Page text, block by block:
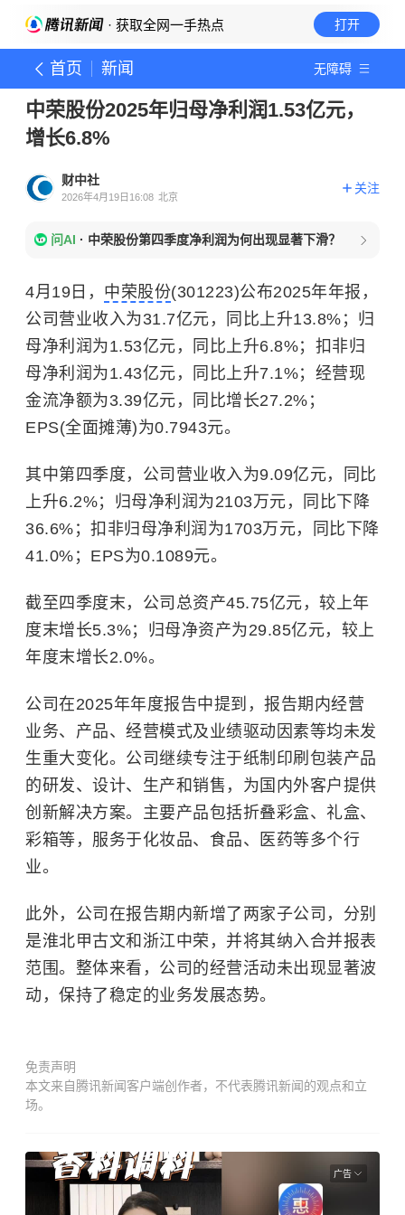
· 获取全网一手热点 打开
首页 新闻 无障碍
中荣股份2025年归母净利润1.53亿元，
增长6.8%
财中社
2026年4月19日16:08 北京
关注
问AI · 中荣股份第四季度净利润为何出现显著下滑？
4月19日， 中荣股份(301223)公布2025年年报，
公司营业收入为31.7亿元，同比上升13.8%；归
母净利润为1.53亿元，同比上升6.8%；扣非归
母净利润为1.43亿元，同比上升7.1%；经营现
金流净额为3.39亿元，同比增长27.2%；
EPS(全面摊薄)为0.7943元。
其中第四季度，公司营业收入为9.09亿元，同比
上升6.2%；归母净利润为2103万元，同比下降
36.6%；扣非归母净利润为1703万元，同比下降
41.0%；EPS为0.1089元。
截至四季度末，公司总资产45.75亿元，较上年
度末增长5.3%；归母净资产为29.85亿元，较上
年度末增长2.0%。
公司在2025年年度报告中提到，报告期内经营
业务、产品、经营模式及业绩驱动因素等均未发
生重大变化。公司继续专注于纸制 印刷包装产品
的研发、设计、生产和销售，为国内外客户提供
创新解决方案。主要产品包括折叠彩盒、礼盒、
彩箱等，服务于化妆品、食品、医药等多个行
业。
此外，公司在报告期内新增了两家子公司，分别
是淮北甲古文和浙江中荣，并将其纳入合并报表
范围。整体来看，公司的经营活动未出现显著波
动，保持了稳定的业务发展态势。
免责声明
本文来自腾讯新闻客户端创作者，不代表腾讯新闻的观点和立
场。
广告